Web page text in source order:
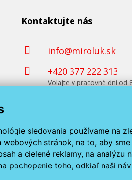
sledovania používame na
webových stránok, na to, aby sme
a cielené reklamy, na analýzu
pochopenie toho, odkiaľ naši
Kontaktujte nás
info@miroluk.sk
+420 377 222 313
Volajte v pracovné dni od